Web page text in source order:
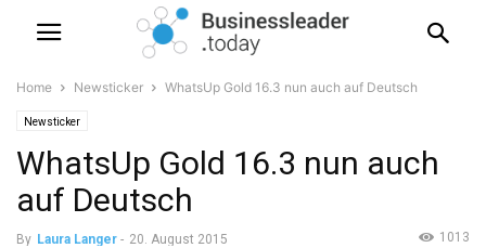
Home Newsticker WhatsUp Gold 16.3 nun auch auf Deutsch
Newsticker
WhatsUp Gold 16.3 nun auch
auf Deutsch
By Laura Langer - 20. August 2015 1013